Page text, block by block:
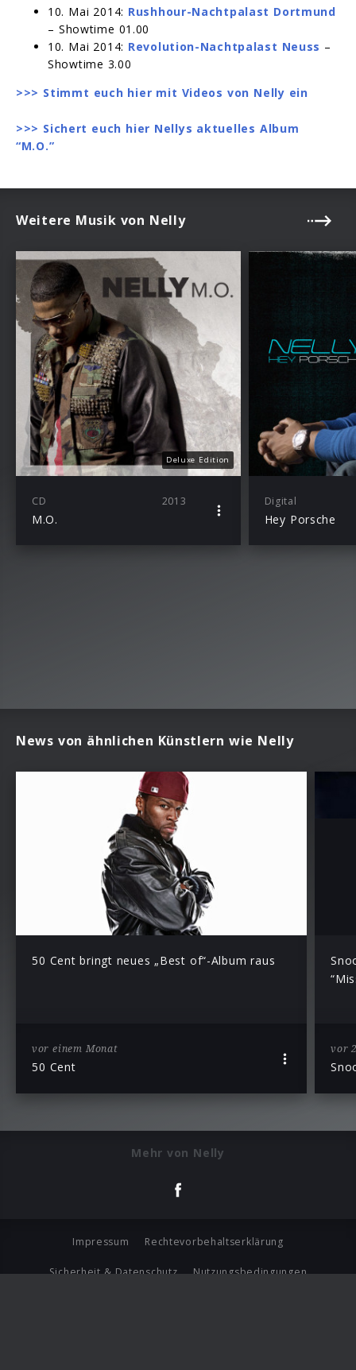
10. Mai 2014: Rushhour-Nachtpalast Dortmund
– Showtime 01.00
10. Mai 2014: Revolution-Nachtpalast Neuss –
Showtime 3.00
>>> Stimmt euch hier mit Videos von Nelly ein
>>> Sichert euch hier Nellys aktuelles Album
“M.O.”
Weitere Musik von Nelly
Deluxe Edition
CD 2013
M.O.
Digital
Hey Porsche
News von ähnlichen Künstlern wie Nelly
50 Cent bringt neues „Best of“-Album raus
vor einem Monat
50 Cent
vor
Mehr von Nelly
Impressum Rechtevorbehaltserklärung
Sicherheit & Datenschutz Nutzungsbedingungen